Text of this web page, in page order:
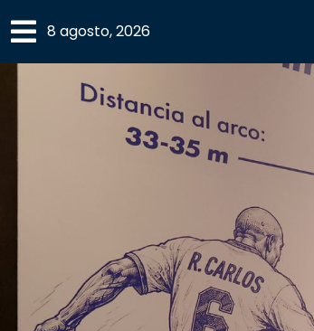
×
SECCIONES
CULTURA
8 agosto, 2026